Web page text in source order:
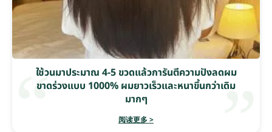
ใช้วนมาประมาณ 4-5 ขวดแล้วการันตีความปังลดผม
ขาดร่วงแบบ 1000% ผมยาวเร็วและหนาขึ้นกว่าเดิม
มากๆ
阅读更多 >